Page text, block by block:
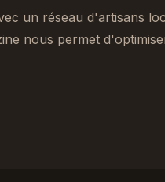
un réseau d'artisans
nous permet